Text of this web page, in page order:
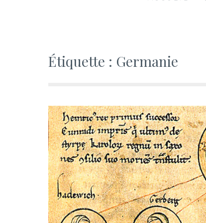
Étiquette : Germanie